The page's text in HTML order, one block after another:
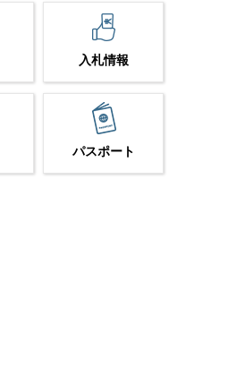
入札情報
パスポート